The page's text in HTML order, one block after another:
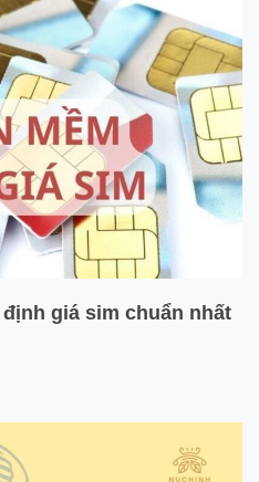
giá sim chuẩn nhất